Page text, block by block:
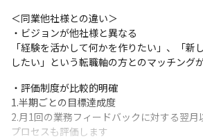
＜同業他社様との違い＞
・ビジョンが他社様と異なる
「経験を活かして何かを作りたい」、「新
したい」という転職軸の方とのマッチング
・評価制度が比較的明確
1.半期ごとの目標達成度
2.月1回の業務フィードバックに対する翌月
プロセスも評価します